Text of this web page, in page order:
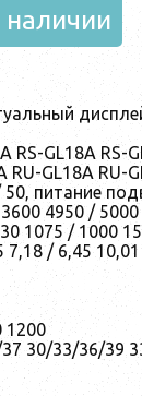
наличии
RS-GL18A RS-
RU-GL18A RU-
питание
4950 /
1075 / 1000
7,18 / 6,45
1200
30/33/36/39